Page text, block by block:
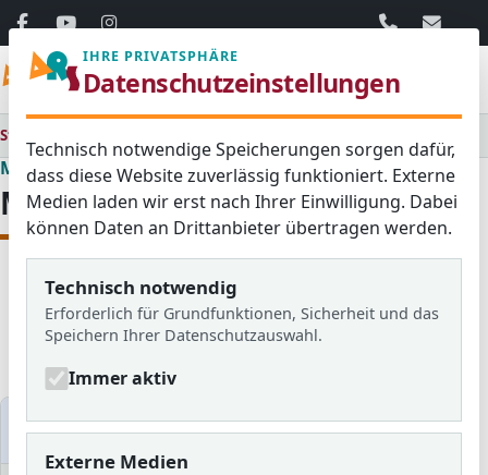
06103 / 30
Startseite
Medienraum
Medienraum
Alle Aktuelles
Bildergalerien
Schulzeitung
Medien filtern
IHRE PRIVATSPHÄRE
Datenschutzeinstellungen
Technisch notwendige Speicherungen sorgen dafür,
dass diese Website zuverlässig funktioniert. Externe
Medien laden wir erst nach Ihrer Einwilligung. Dabei
können Daten an Drittanbieter übertragen werden.
Technisch notwendig
Erforderlich für Grundfunktionen, Sicherheit und das
Speichern Ihrer Datenschutzauswahl.
Immer aktiv
Externe Medien